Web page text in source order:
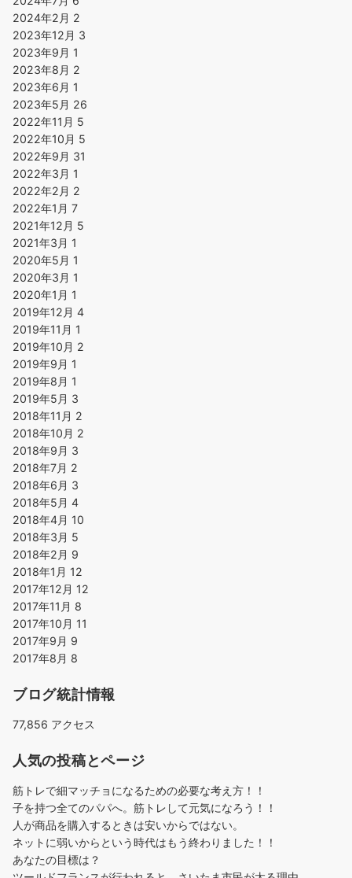
2024年2月 2
2023年12月 3
2023年9月 1
2023年8月 2
2023年6月 1
2023年5月 26
2022年11月 5
2022年10月 5
2022年9月 31
2022年3月 1
2022年2月 2
2022年1月 7
2021年12月 5
2021年3月 1
2020年5月 1
2020年3月 1
2020年1月 1
2019年12月 4
2019年11月 1
2019年10月 2
2019年9月 1
2019年8月 1
2019年5月 3
2018年11月 2
2018年10月 2
2018年9月 3
2018年7月 2
2018年6月 3
2018年5月 4
2018年4月 10
2018年3月 5
2018年2月 9
2018年1月 12
2017年12月 12
2017年11月 8
2017年10月 11
2017年9月 9
2017年8月 8
ブログ統計情報
77,856 アクセス
人気の投稿とページ
筋トレで細マッチョになるための必要な考え方！！
子を持つ全てのパパへ。筋トレして元気になろう！！
人が商品を購入するときは安いからではない。
ネットに弱いからという時代はもう終わりました！！
あなたの目標は？